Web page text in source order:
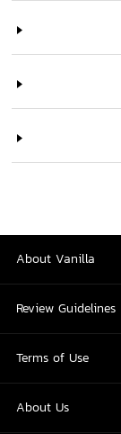
About Vanilla
Review Guidelines
Terms of Use
About Us